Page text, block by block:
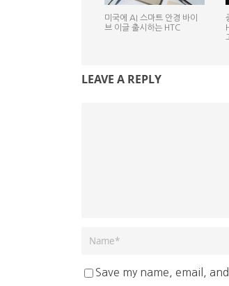
미국에 AI 스마트 안경 바이
브 이글 출시하는 HTC
LEAVE A REPLY
Save my name, email,